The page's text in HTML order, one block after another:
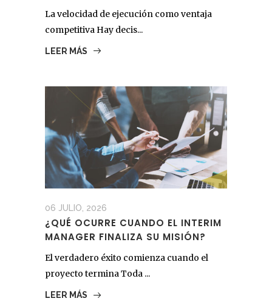
La velocidad de ejecución como ventaja
competitiva Hay decis...
LEER MÁS
06 JULIO, 2026
¿QUÉ OCURRE CUANDO EL INTERIM
MANAGER FINALIZA SU MISIÓN?
El verdadero éxito comienza cuando el
proyecto termina Toda ...
LEER MÁS